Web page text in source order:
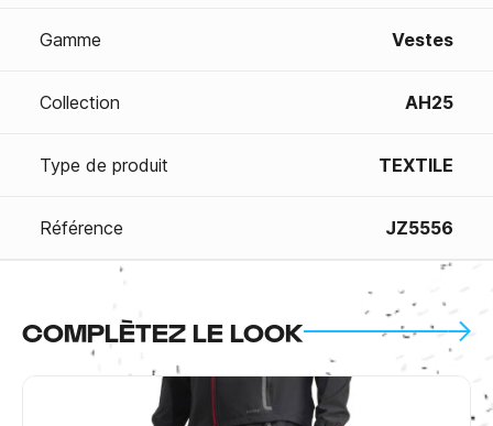
Gamme Vestes
Collection AH25
Type de produit TEXTILE
Référence JZ5556
COMPLÈTEZ LE LOOK